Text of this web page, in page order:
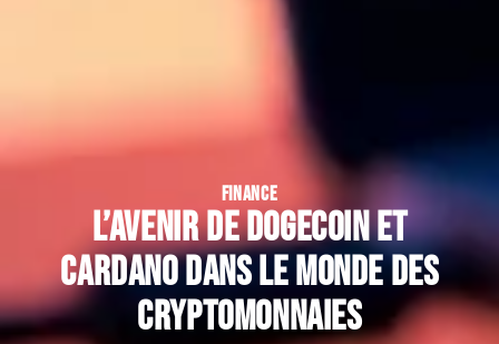
FINANCE
L’avenir de Dogecoin et
Cardano dans le monde des
cryptomonnaies